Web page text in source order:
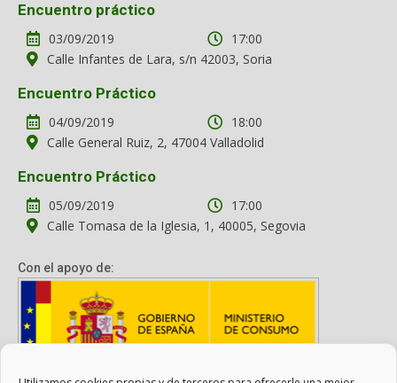
Encuentro práctico
03/09/2019
17:00
Calle Infantes de Lara, s/n 42003, Soria
Encuentro Práctico
04/09/2019
18:00
Calle General Ruiz, 2, 47004 Valladolid
Encuentro Práctico
05/09/2019
17:00
Calle Tomasa de la Iglesia, 1, 40005, Segovia
Con el apoyo de: